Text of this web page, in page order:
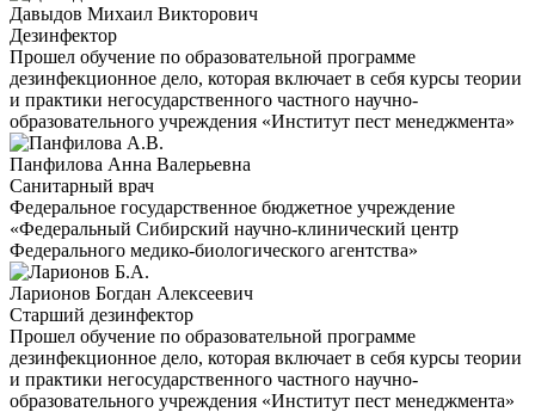
Давыдов Михаил Викторович
Дезинфектор
Прошел обучение по образовательной программе
дезинфекционное дело, которая включает в себя курсы теории
и практики негосударственного частного научно-
образовательного учреждения «Институт пест менеджмента»
Панфилова Анна Валерьевна
Санитарный врач
Федеральное государственное бюджетное учреждение
«Федеральный Сибирский научно-клинический центр
Федерального медико-биологического агентства»
Ларионов Богдан Алексеевич
Старший дезинфектор
Прошел обучение по образовательной программе
дезинфекционное дело, которая включает в себя курсы теории
и практики негосударственного частного научно-
образовательного учреждения «Институт пест менеджмента»